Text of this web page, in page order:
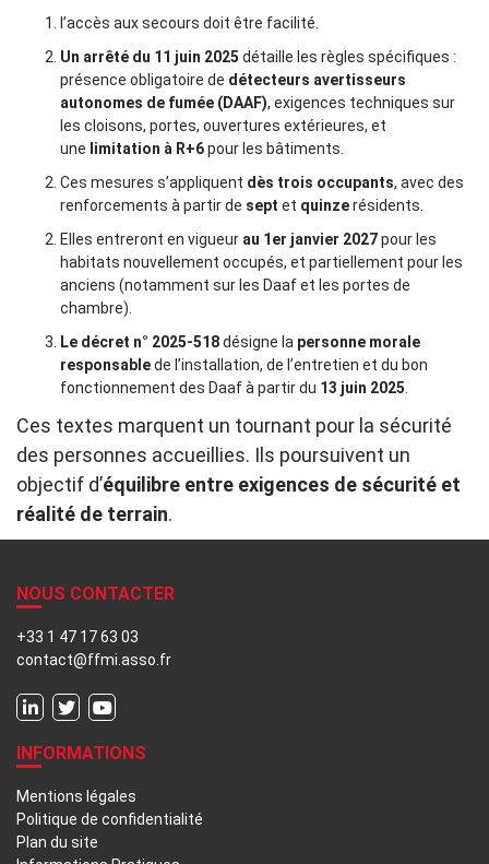
l’accès aux secours doit être facilité.
Un arrêté du 11 juin 2025 détaille les règles spécifiques :
présence obligatoire de détecteurs avertisseurs
autonomes de fumée (DAAF), exigences techniques sur
les cloisons, portes, ouvertures extérieures, et
une limitation à R+6pour les bâtiments.
Ces mesures s’appliquent dès trois occupants, avec des
renforcements à partir de sept et quinzerésidents.
Elles entreront en vigueur au 1er janvier 2027pour les
habitats nouvellement occupés, et partiellement pour les
anciens (notamment sur les Daaf et les portes de
chambre).
Le décret n° 2025-518désigne la personne morale
responsablede l’installation, de l’entretien et du bon
fonctionnement des Daaf à partir du 13 juin 2025.
Ces textes marquent un tournant pour la sécurité
des personnes accueillies. Ils poursuivent un
objectif d’équilibre entre exigences de sécurité et
réalité de terrain.
NOUS CONTACTER
+33 1 47 17 63 03
contact@ffmi.asso.fr
INFORMATIONS
Mentions légales
Politique de confidentialité
Plan du site